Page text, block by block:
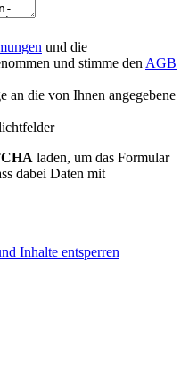
und die
und stimme den AGB
an die von Ihnen angegebene
laden, um das Formular
dabei Daten mit
Inhalte entsperren